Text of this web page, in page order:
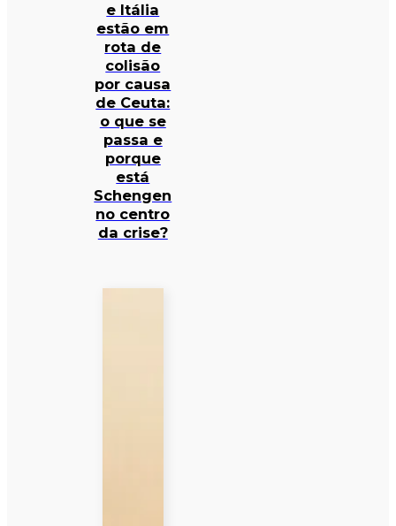
e Itália
estão em
rota de
colisão
por causa
de Ceuta:
o que se
passa e
porque
está
Schengen
no centro
da crise?